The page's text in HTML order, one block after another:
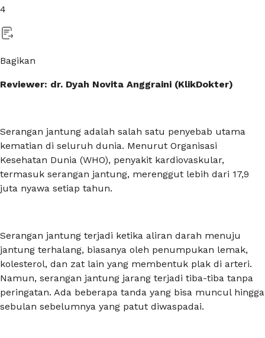
4
Bagikan
Reviewer: dr. Dyah Novita Anggraini (KlikDokter)
Serangan jantung adalah salah satu penyebab utama
kematian di seluruh dunia. Menurut Organisasi
Kesehatan Dunia (WHO), penyakit kardiovaskular,
termasuk serangan jantung, merenggut lebih dari 17,9
juta nyawa setiap tahun.
Serangan jantung terjadi ketika aliran darah menuju
jantung terhalang, biasanya oleh penumpukan lemak,
kolesterol, dan zat lain yang membentuk plak di arteri.
Namun, serangan jantung jarang terjadi tiba-tiba tanpa
peringatan. Ada beberapa tanda yang bisa muncul hingga
sebulan sebelumnya yang patut diwaspadai.